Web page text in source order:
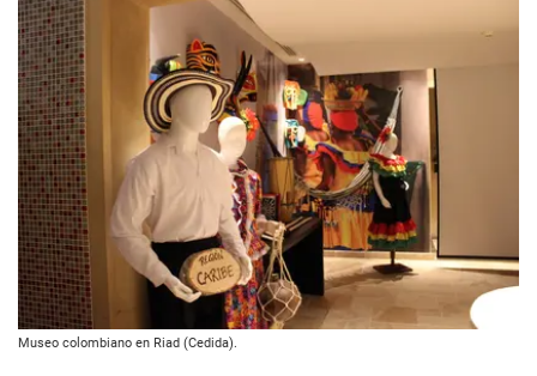
Museo colombiano en Riad (Cedida).